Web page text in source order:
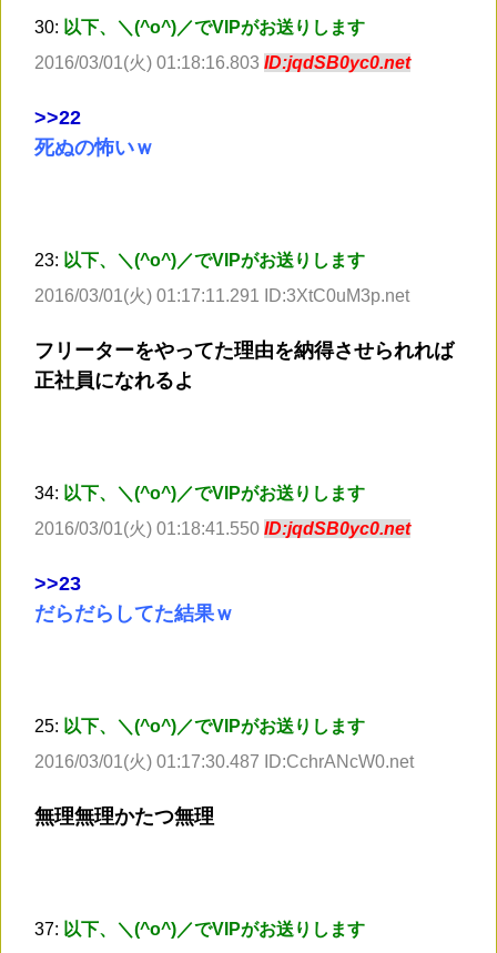
30: 以下、＼(^o^)／でVIPがお送りします
2016/03/01(火) 01:18:16.803 ID:jqdSB0yc0.net
>>22
死ぬの怖いｗ
23: 以下、＼(^o^)／でVIPがお送りします
2016/03/01(火) 01:17:11.291 ID:3XtC0uM3p.net
フリーターをやってた理由を納得させられれば
正社員になれるよ
34: 以下、＼(^o^)／でVIPがお送りします
2016/03/01(火) 01:18:41.550 ID:jqdSB0yc0.net
>>23
だらだらしてた結果ｗ
25: 以下、＼(^o^)／でVIPがお送りします
2016/03/01(火) 01:17:30.487 ID:CchrANcW0.net
無理無理かたつ無理
37: 以下、＼(^o^)／でVIPがお送りします